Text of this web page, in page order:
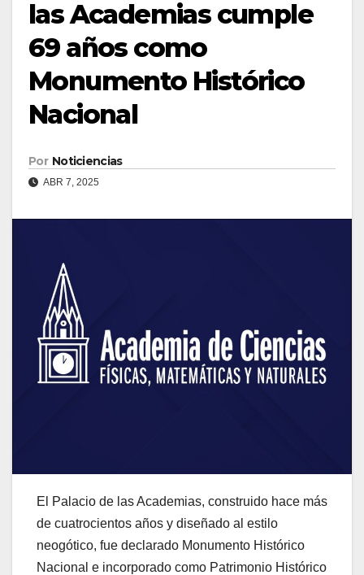
las Academias cumple
69 años como
Monumento Histórico
Nacional
Por Noticiencias
ABR 7, 2025
El Palacio de las Academias, construido hace más
de cuatrocientos años y diseñado al estilo
neogótico, fue declarado Monumento Histórico
Nacional e incorporado como Patrimonio Histórico